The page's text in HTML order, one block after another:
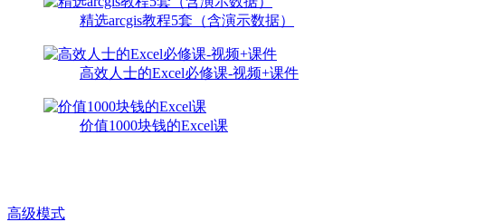
精选arcgis教程5套（含演示数据）
高效人士的Excel必修课-视频+课件
价值1000块钱的Excel课
高级模式